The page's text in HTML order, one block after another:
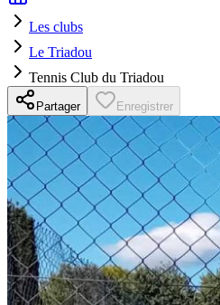
Les clubs
Le Triadou
Tennis Club du Triadou
Partager Enregistrer